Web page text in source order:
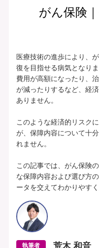
月払保険料
所定の理由に該
一時給付金をそ
各特定疾病それ
上乗せしてお支
【特定３疾病Bプラン(25)】特定
初回上乗せ基本給付金額：0円 |
加 | 保険期間：終身 | 保険料払
26019317(2025.12.16)
無料
がん保険
医療技術の進歩により、
復を目指せる病気となり
費用が高額になったり、
が減ったりするなど、経
ありません。
このような経済的リスク
が、保障内容について十
れません。
この記事では、がん保険
な保障内容および選び方
ータを交えてわかりやすく
執筆者 荒木 和音